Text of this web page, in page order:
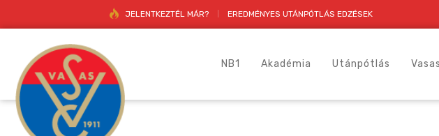
JELENTKEZTÉL MÁR? EREDMÉNYES UTÁNPÓTLÁS EDZÉSEK
NB1 Akadémia Utánpótlás Vasas